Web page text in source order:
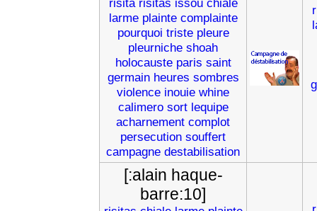
risita risitas issou chiale
larme plainte complainte
pourquoi triste pleure
pleurniche shoah
holocauste paris saint
germain heures sombres
violence inouie whine
calimero sort lequipe
acharnement complot
persecution souffert
campagne destabilisation
[:alain haque-
barre:10]